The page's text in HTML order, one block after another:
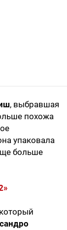
, выбравшая
похожа
упаковала
больше